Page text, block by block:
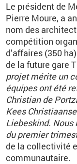
Le président de
Pierre Moure, a
nom des
compétition
d’affaires (350
de la future gare
projet mérite un
équipes ont été
Christian de
Kees
Liebeskind. Nous
du premier
de la collectivité
communautaire.